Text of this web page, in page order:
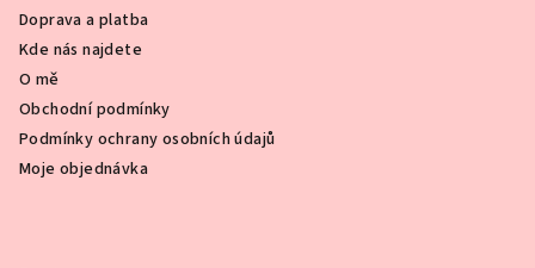
Doprava a platba
Kde nás najdete
O mě
Obchodní podmínky
Podmínky ochrany osobních údajů
Moje objednávka